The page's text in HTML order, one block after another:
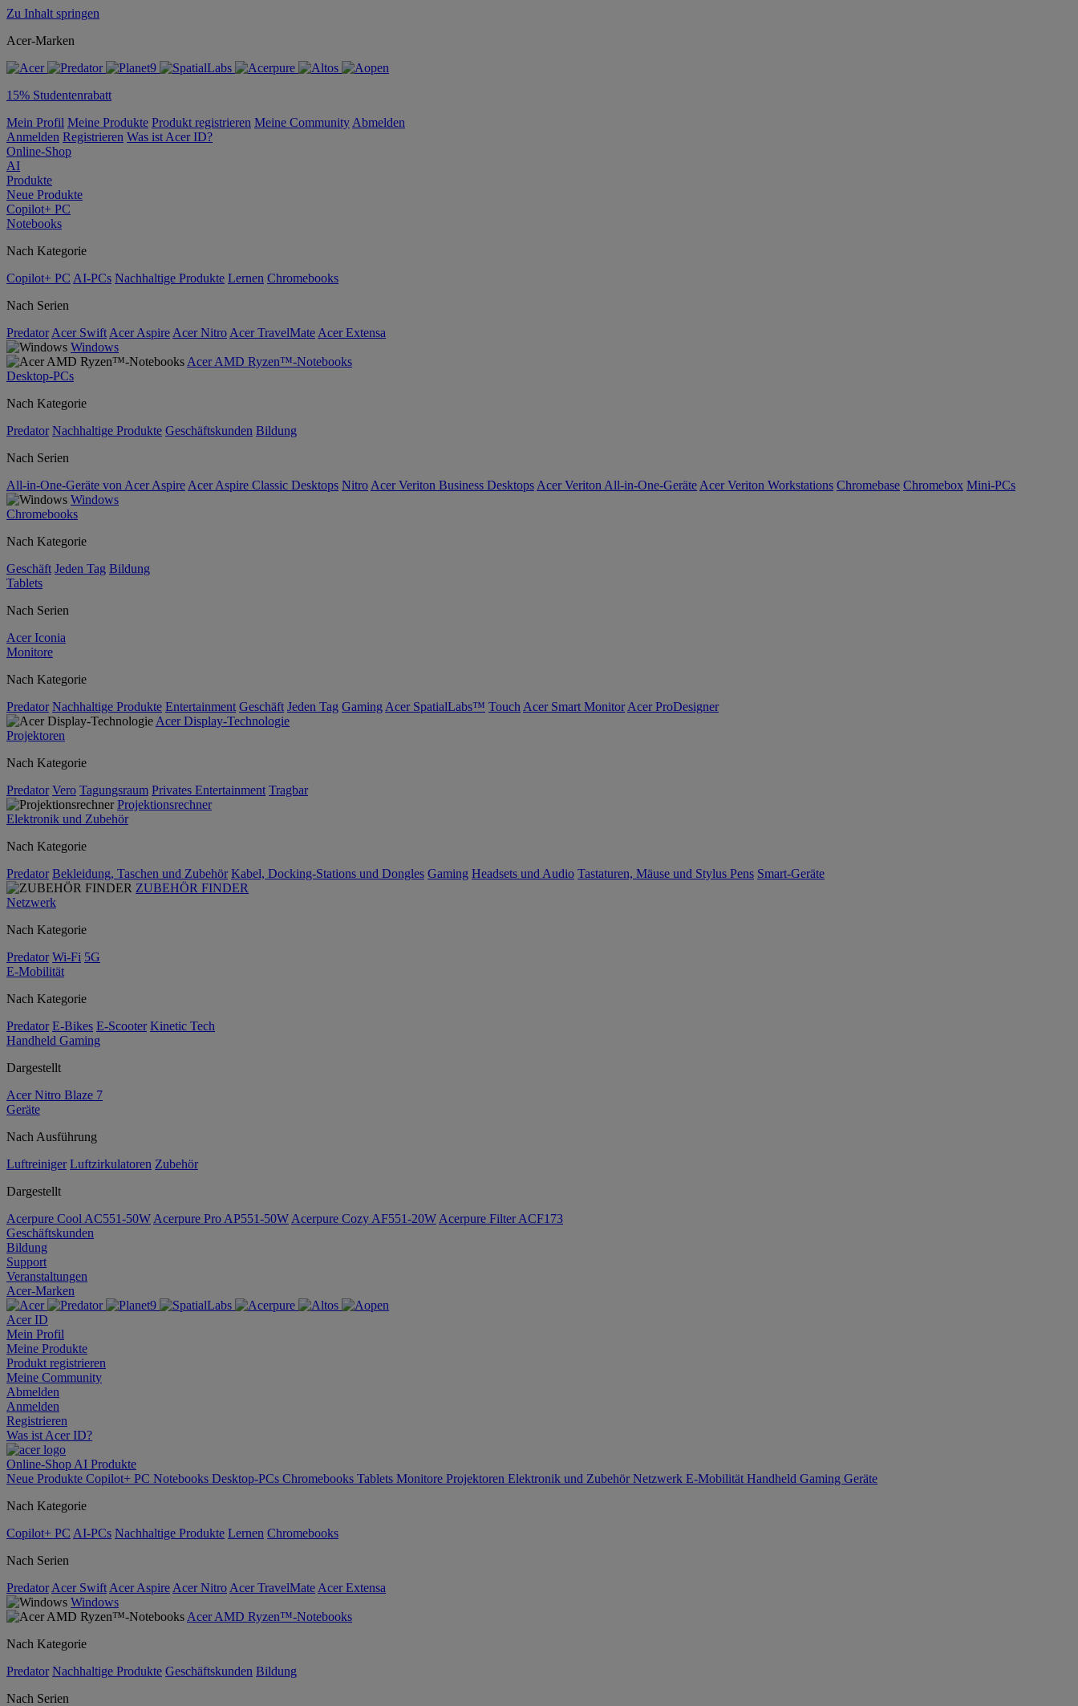
Zu Inhalt springen
Acer-Marken
15% Studentenrabatt
Mein Profil Meine Produkte Produkt registrieren Meine Community Abmelden
Anmelden Registrieren Was ist Acer ID?
Online-Shop
AI
Produkte
Neue Produkte
Copilot+ PC
Notebooks
Nach Kategorie
Copilot+ PC AI-PCs Nachhaltige Produkte Lernen Chromebooks
Nach Serien
Predator Acer Swift Acer Aspire Acer Nitro Acer TravelMate Acer Extensa
Windows
Acer AMD Ryzen™-Notebooks
Desktop-PCs
Nach Kategorie
Predator Nachhaltige Produkte Geschäftskunden Bildung
Nach Serien
All-in-One-Geräte von Acer Aspire Acer Aspire Classic Desktops Nitro Acer Veriton Business Desktops Acer Veriton All-in-One-Geräte Acer Veriton Workstations Chromebase Chromebox Mini-PCs
Windows
Chromebooks
Nach Kategorie
Geschäft Jeden Tag Bildung
Tablets
Nach Serien
Acer Iconia
Monitore
Nach Kategorie
Predator Nachhaltige Produkte Entertainment Geschäft Jeden Tag Gaming Acer SpatialLabs™ Touch Acer Smart Monitor Acer ProDesigner
Acer Display-Technologie
Projektoren
Nach Kategorie
Predator Vero Tagungsraum Privates Entertainment Tragbar
Projektionsrechner
Elektronik und Zubehör
Nach Kategorie
Predator Bekleidung, Taschen und Zubehör Kabel, Docking-Stations und Dongles Gaming Headsets und Audio Tastaturen, Mäuse und Stylus Pens Smart-Geräte
ZUBEHÖR FINDER
Netzwerk
Nach Kategorie
Predator Wi-Fi 5G
E-Mobilität
Nach Kategorie
Predator E-Bikes E-Scooter Kinetic Tech
Handheld Gaming
Dargestellt
Acer Nitro Blaze 7
Geräte
Nach Ausführung
Luftreiniger Luftzirkulatoren Zubehör
Dargestellt
Acerpure Cool AC551-50W Acerpure Pro AP551-50W Acerpure Cozy AF551-20W Acerpure Filter ACF173
Geschäftskunden
Bildung
Support
Veranstaltungen
Acer-Marken
Acer ID
Mein Profil
Meine Produkte
Produkt registrieren
Meine Community
Abmelden
Anmelden
Registrieren
Was ist Acer ID?
Online-Shop AI Produkte
Neue Produkte Copilot+ PC Notebooks Desktop-PCs Chromebooks Tablets Monitore Projektoren Elektronik und ZubehörNetzwerk E-Mobilität Handheld Gaming Geräte
Nach Kategorie
Copilot+ PC AI-PCs Nachhaltige Produkte Lernen Chromebooks
Nach Serien
Predator Acer Swift Acer Aspire Acer Nitro Acer TravelMate Acer Extensa
Windows
Acer AMD Ryzen™-Notebooks
Nach Kategorie
Predator Nachhaltige Produkte Geschäftskunden Bildung
Nach Serien